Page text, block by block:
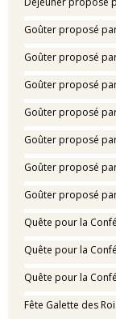
Goûter proposé
Goûter proposé
Goûter proposé
Goûter proposé
Goûter proposé
Goûter proposé
Goûter proposé
Quête pour la
Quête pour la
Quête pour la
Fête Galette des